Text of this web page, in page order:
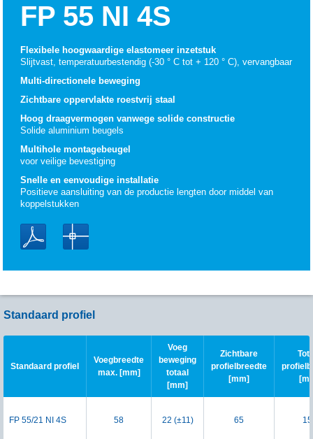
FP 55 NI 4S
Flexibele hoogwaardige elastomeer inzetstuk
Slijtvast, temperatuurbestendig (-30 ° C tot + 120 ° C), vervangbaar
Multi-directionele beweging
Zichtbare oppervlakte roestvrij staal
Hoog draagvermogen vanwege solide constructie
Solide aluminium beugels
Multihole montagebeugel
voor veilige bevestiging
Snelle en eenvoudige installatie
Positieve aansluiting van de productie lengten door middel van
koppelstukken
Standaard profiel
Standaard profiel
Voegbreedte
max. [mm]
Voeg
beweging
totaal
[mm]
Zichtbare
profielbreedte
[mm]
FP 55/21 NI 4S 58 22 (±11) 65